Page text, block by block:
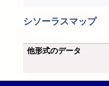
シソーラスマップ
他形式のデータ